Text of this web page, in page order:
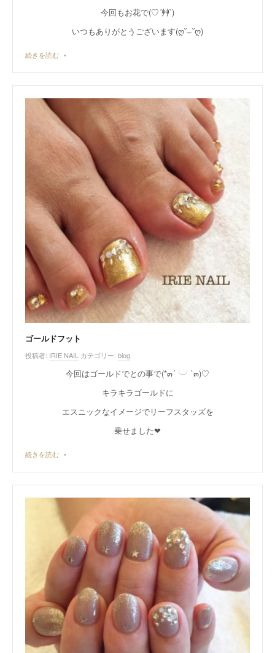
今回もお花で(♡´艸`)
いつもありがとうございます(ღ˘⌣˘ღ)
続きを読む •
ゴールドフット
投稿者: IRIE NAIL カテゴリー: blog
今回はゴールドでとの事で(*๓´╰╯`๓)♡
キラキラゴールドに
エスニックなイメージでリーフスタッズを
乗せました❤︎
続きを読む •